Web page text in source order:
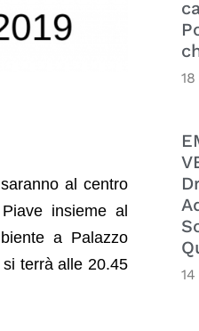
al centro
insieme al
a Palazzo
si terrà alle 20.45